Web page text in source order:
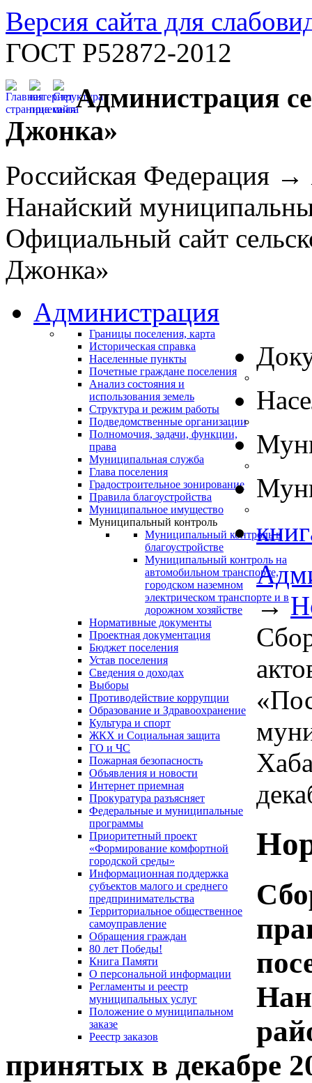
Версия сайта для
ГОСТ Р52872-2012
Администрация
Джонка»
Российская Федерация
Нанайский
Официальный сайт
Джонка»
Администрация
Границы поселения, карта
Историческая справка
Населенные пункты
Почетные граждане поселения
Анализ состояния и
использования земель
Структура и режим работы
Подведомственные организации
Полномочия, задачи, функции,
права
Муниципальная служба
Глава поселения
Градостроительное зонирование
Правила благоустройства
Муниципальное имущество
Муниципальный контроль
Муниципальный контроль в
благоустройстве
Муниципальный контроль на
автомобильном транспорте,
городском наземном
электрическом транспорте и в
дорожном хозяйстве
Нормативные документы
Проектная документация
Бюджет поселения
Устав поселения
Сведения о доходах
Выборы
Противодействие коррупции
Образование и Здравоохранение
Культура и спорт
ЖКХ и Социальная защита
ГО и ЧС
Пожарная безопасность
Объявления и новости
Интернет приемная
Прокуратура разъясняет
Федеральные и муниципальные
программы
Приоритетный проект
«Формирование комфортной
городской среды»
Информационная поддержка
субъектов малого и среднего
предпринимательства
Территориальное общественное
самоуправление
Обращения граждан
80 лет Победы!
Книга Памяти
О персональной информации
Регламенты и реестр
муниципальных услуг
Положение о муниципальном
заказе
Реестр заказов
→
принятых в декабре